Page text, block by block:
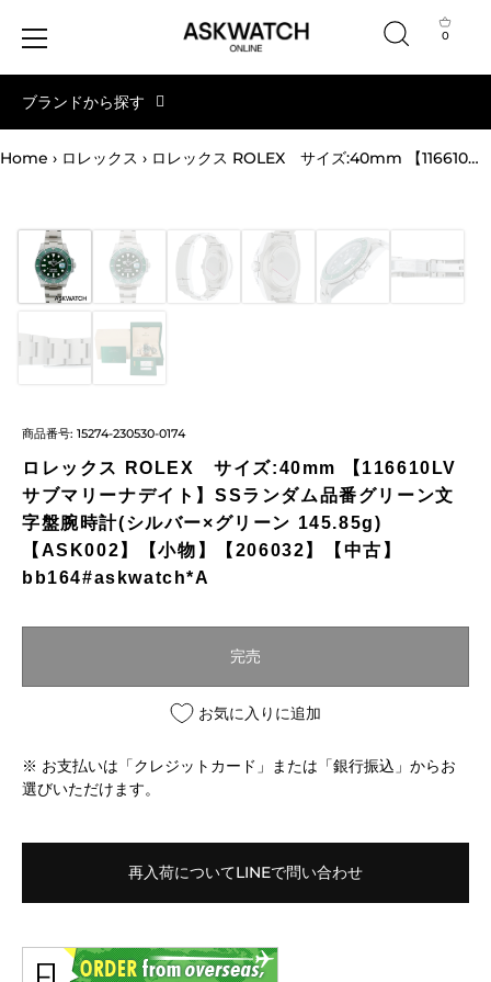
テ
ン
0
ブランドから探す
Home › ロレックス › ロレックス ROLEX サイズ:40mm 【116610LV サブマリーナデイト】SSランダム品番グリーン文字盤腕時計(シルバー×グリーン 145.85g)【ASK002】【小物】【206032】【中古】bb164#askwatch*A
商品番号: 15274-230530-0174
ロレックス ROLEX サイズ:40mm 【116610LV
サブマリーナデイト】SSランダム品番グリーン文
字盤腕時計(シルバー×グリーン 145.85g)
【ASK002】【小物】【206032】【中古】
bb164#askwatch*A
完売
お気に入りに追加
※ お支払いは「クレジットカード」または「銀行振込」からお
選びいただけます。
再入荷についてLINEで問い合わせ